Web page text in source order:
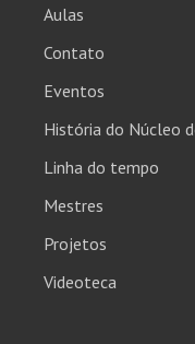
Aulas
Contato
Eventos
História do Núcleo
Linha do tempo
Mestres
Projetos
Videoteca